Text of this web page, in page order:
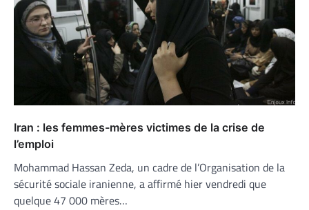
Iran : les femmes-mères victimes de la crise de
l’emploi
Mohammad Hassan Zeda, un cadre de l’Organisation de la
sécurité sociale iranienne, a affirmé hier vendredi que
quelque 47 000 mères…